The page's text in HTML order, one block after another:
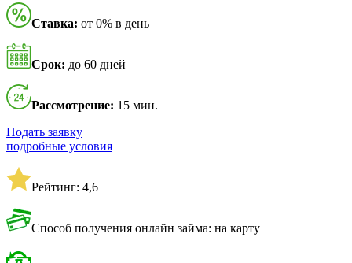
Ставка: от 0% в день
Срок: до 60 дней
Рассмотрение: 15 мин.
Подать заявку
подробные условия
Рейтинг: 4,6
Способ получения онлайн займа: на карту